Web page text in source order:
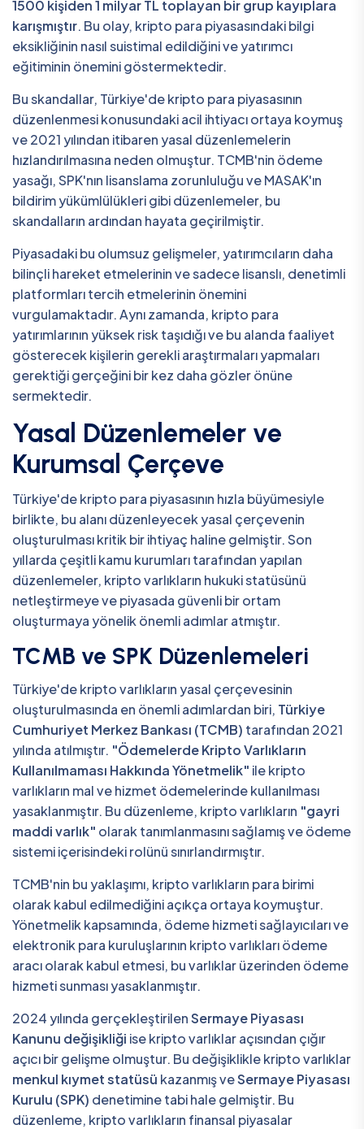
1500 kişiden 1 milyar TL toplayan bir grup kayıplara
karışmıştır. Bu olay, kripto para piyasasındaki bilgi
eksikliğinin nasıl suistimal edildiğini ve yatırımcı
eğitiminin önemini göstermektedir.
Bu skandallar, Türkiye'de kripto para piyasasının
düzenlenmesi konusundaki acil ihtiyacı ortaya koymuş
ve 2021 yılından itibaren yasal düzenlemelerin
hızlandırılmasına neden olmuştur. TCMB'nin ödeme
yasağı, SPK'nın lisanslama zorunluluğu ve MASAK'ın
bildirim yükümlülükleri gibi düzenlemeler, bu
skandalların ardından hayata geçirilmiştir.
Piyasadaki bu olumsuz gelişmeler, yatırımcıların daha
bilinçli hareket etmelerinin ve sadece lisanslı, denetimli
platformları tercih etmelerinin önemini
vurgulamaktadır. Aynı zamanda, kripto para
yatırımlarının yüksek risk taşıdığı ve bu alanda faaliyet
gösterecek kişilerin gerekli araştırmaları yapmaları
gerektiği gerçeğini bir kez daha gözler önüne
sermektedir.
Yasal Düzenlemeler ve
Kurumsal Çerçeve
Türkiye'de kripto para piyasasının hızla büyümesiyle
birlikte, bu alanı düzenleyecek yasal çerçevenin
oluşturulması kritik bir ihtiyaç haline gelmiştir. Son
yıllarda çeşitli kamu kurumları tarafından yapılan
düzenlemeler, kripto varlıkların hukuki statüsünü
netleştirmeye ve piyasada güvenli bir ortam
oluşturmaya yönelik önemli adımlar atmıştır.
TCMB ve SPK Düzenlemeleri
Türkiye'de kripto varlıkların yasal çerçevesinin
oluşturulmasında en önemli adımlardan biri, Türkiye
Cumhuriyet Merkez Bankası (TCMB) tarafından 2021
yılında atılmıştır. "Ödemelerde Kripto Varlıkların
Kullanılmaması Hakkında Yönetmelik" ile kripto
varlıkların mal ve hizmet ödemelerinde kullanılması
yasaklanmıştır. Bu düzenleme, kripto varlıkların "gayri
maddi varlık" olarak tanımlanmasını sağlamış ve ödeme
sistemi içerisindeki rolünü sınırlandırmıştır.
TCMB'nin bu yaklaşımı, kripto varlıkların para birimi
olarak kabul edilmediğini açıkça ortaya koymuştur.
Yönetmelik kapsamında, ödeme hizmeti sağlayıcıları ve
elektronik para kuruluşlarının kripto varlıkları ödeme
aracı olarak kabul etmesi, bu varlıklar üzerinden ödeme
hizmeti sunması yasaklanmıştır.
2024 yılında gerçekleştirilenSermaye Piyasası
Kanunu değişikliği ise kripto varlıklar açısından çığır
açıcı bir gelişme olmuştur. Bu değişiklikle kripto varlıklar
menkul kıymet statüsü kazanmış veSermaye Piyasası
Kurulu (SPK) denetimine tabi hale gelmiştir. Bu
düzenleme, kripto varlıkların finansal piyasalar